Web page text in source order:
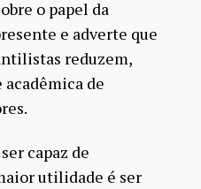
o papel da
e adverte que
reduzem,
de
capaz de
utilidade é ser